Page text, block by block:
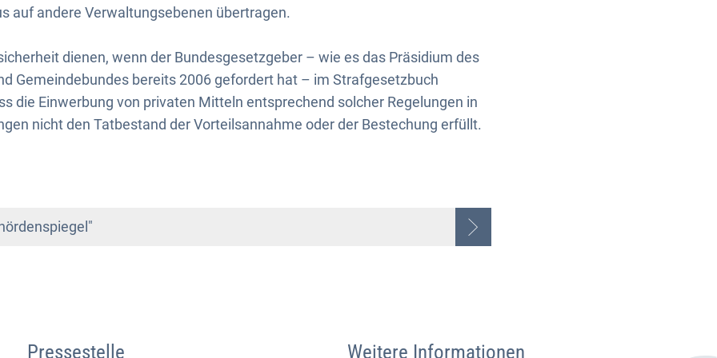
auf andere Verwaltungsebenen übertragen.
dienen, wenn der Bundesgesetzgeber – wie es das Präsidium des
Gemeindebundes bereits 2006 gefordert hat – im Strafgesetzbuch
die Einwerbung von privaten Mitteln entsprechend solcher Regelungen in
nicht den Tatbestand der Vorteilsannahme oder der Bestechung erfüllt.
Pressestelle Weitere Informationen